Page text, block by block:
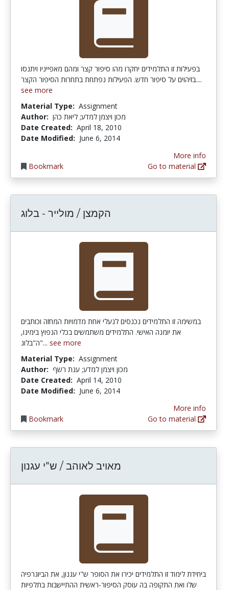
בפעילות זו התלמידים יחקרו מהו סיפור קצר ומהם מאפייניו ויתנסו
בזיהוים על סיפור חדש. הפעילות נפתחת בתחרות הסיפור הקצר....
see more
Material Type: Assignment
Author: מכון ויצמן למדע; ליאת כהן
Date Created: April 18, 2010
Date Modified: June 6, 2014
Bookmark
More info
Go to material
הקמצן / מולייר - בלוג
במשימה זו התלמידים נכנסים לנעלי אחת מדמויות המחזה וכותבים
את יומנה האישי. התלמידים משתמשים בכלי הנפוץ בימינו,
ה"בלוג"... see more
Material Type: Assignment
Author: מכון ויצמן למדע; ענת רשף
Date Created: April 14, 2010
Date Modified: June 6, 2014
Bookmark
More info
Go to material
מאויב לאוהב / ש"י עגנון
ביחידת לימוד זו התלמידים יכירו את הסופר ש"י עגנון, את הביוגרפיה
שלו ואת התקופה בה עוסק הסיפור-ראשית ההתיישבות בתלפיות